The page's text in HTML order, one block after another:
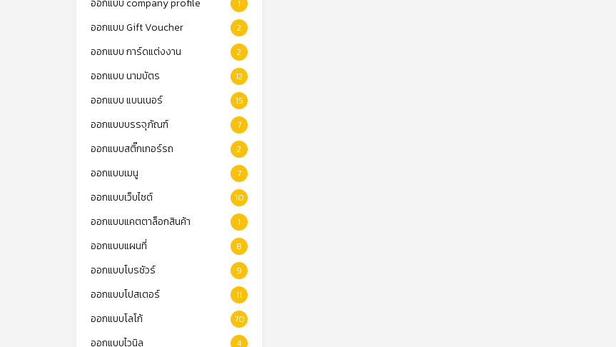
ออกแบบ company profile 1
ออกแบบ Gift Voucher 2
ออกแบบ การ์ดแต่งงาน 2
ออกแบบ นามบัตร 12
ออกแบบ แบนเนอร์ 15
ออกแบบบรรจุภัณฑ์ 7
ออกแบบสติ๊กเกอร์รถ 2
ออกแบบเมนู 7
ออกแบบเว็บไซต์ 10
ออกแบบแคตตาล็อกสินค้า 1
ออกแบบแผนที่ 8
ออกแบบโบรชัวร์ 9
ออกแบบโปสเตอร์ 11
ออกแบบโลโก้ 70
ออกแบบไวนิล 4